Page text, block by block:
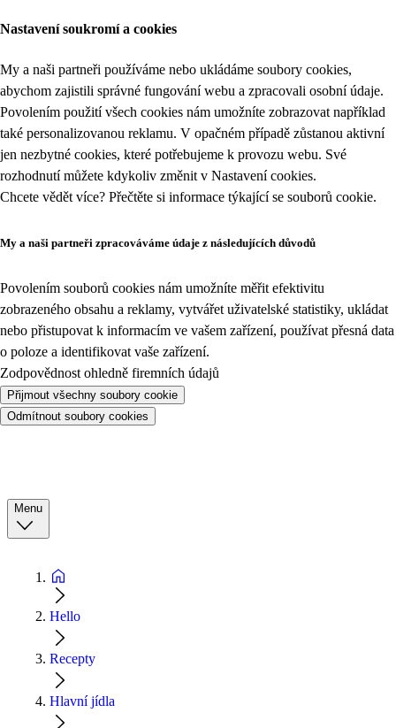
Nastavení soukromí a cookies
My a naši partneři používáme nebo ukládáme soubory cookies,
abychom zajistili správné fungování webu a zpracovali osobní údaje.
Povolením použití všech cookies nám umožníte zobrazovat například
také personalizovanou reklamu. V opačném případě zůstanou aktivní
jen nezbytné cookies, které potřebujeme k provozu webu. Své
rozhodnutí můžete kdykoliv změnit v Nastavení cookies.
Chcete vědět více? Přečtěte si informace týkající se souborů cookie.
My a naši partneři zpracováváme údaje z následujících důvodů
Povolením souborů cookies nám umožníte měřit efektivitu
zobrazeného obsahu a reklamy, vytvářet uživatelské statistiky, ukládat
nebo přistupovat k informacím ve vašem zařízení, používat přesná data
o poloze a identifikovat vaše zařízení.
Zodpovědnost ohledně firemních údajů
Přijmout všechny soubory cookie
Odmítnout soubory cookies
Menu
Hello
Recepty
Hlavní jídla